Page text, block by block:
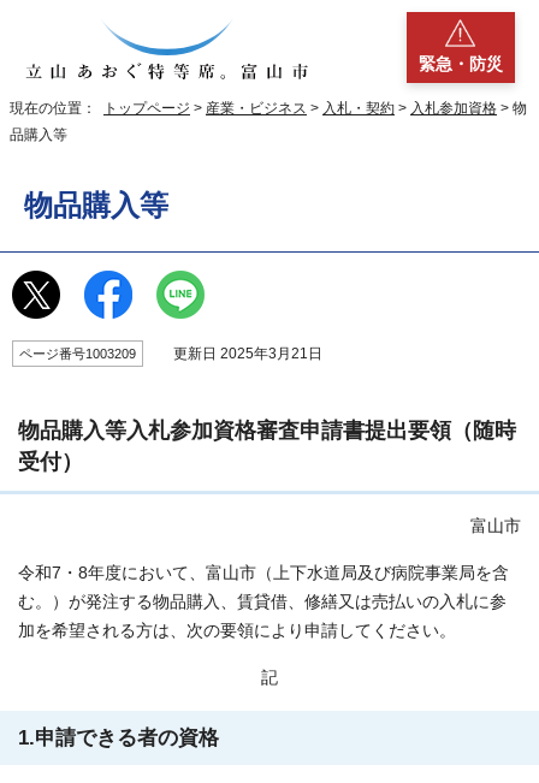
緊急・防災
現在の位置： トップページ > 産業・ビジネス > 入札・契約 > 入札参加資格 > 物
品購入等
物品購入等
ページ番号1003209 更新日 2025年3月21日
物品購入等入札参加資格審査申請書提出要領（随時
受付）
富山市
令和7・8年度において、富山市（上下水道局及び病院事業局を含
む。）が発注する物品購入、賃貸借、修繕又は売払いの入札に参
加を希望される方は、次の要領により申請してください。
記
1.申請できる者の資格